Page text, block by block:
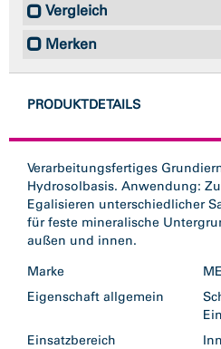
Vergleich
Merken
PRODUKTDETAILS
Verarbeitungsfertiges
Hydrosolbasis. Anwendung:
Egalisieren unterschiedlicher
für feste mineralische
außen und innen.
Marke
Eigenschaft allgemein
Einsatzbereich